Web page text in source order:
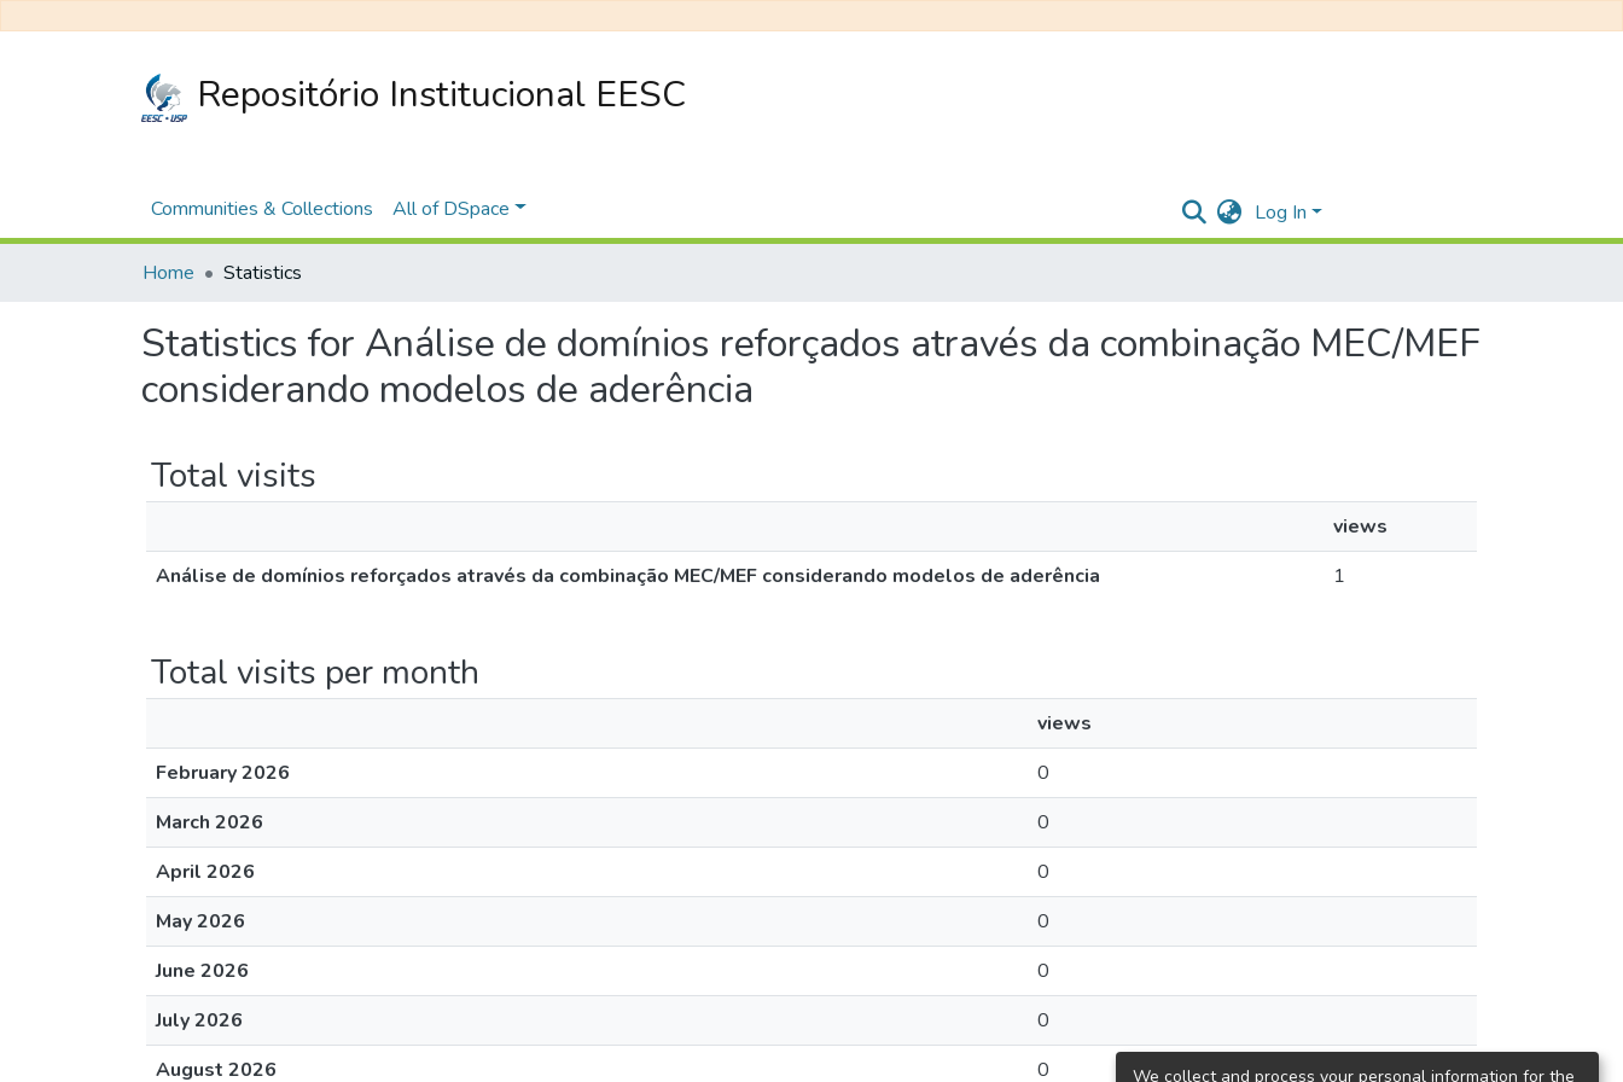
Repositório Institucional EESC
Communities & Collections All of DSpace Log In
Home Statistics
Statistics for Análise de domínios reforçados através da combinação MEC/MEF
considerando modelos de aderência
Total visits
views
Análise de domínios reforçados através da combinação MEC/MEF considerando modelos de aderência
1
Total visits per month
views
February 2026
0
March 2026
0
April 2026
0
May 2026
0
June 2026
0
July 2026
0
August 2026
0 We collect and process your personal information for the